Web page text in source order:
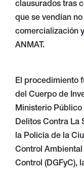
clausurados tras
que se vendían
comercialización
ANMAT.
El procedimiento
del Cuerpo de
Ministerio Público
Delitos Contra La
la Policía de la
Control Ambiental
Control (DGFyC),